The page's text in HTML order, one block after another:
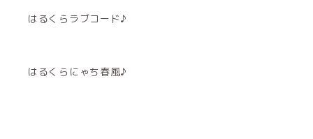
はるくらラブコード♪
はるくらにゃち春風♪